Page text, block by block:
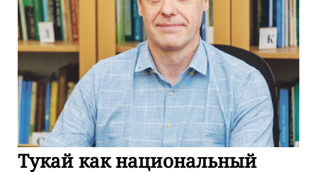
Тукай как национальный